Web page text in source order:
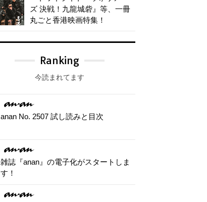
ズ 決戦！九龍城砦』等、一冊
丸ごと香港映画特集！
Ranking
今読まれてます
anan No. 2507 試し読みと目次
雑誌『anan』の電子化がスタートしま
す！